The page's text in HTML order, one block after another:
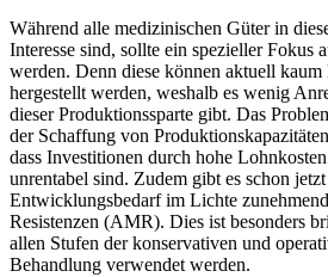
Während alle medizinischen Güter in
Interesse sind, sollte ein spezieller
werden. Denn diese können ak­tuell
her­gestellt werden, weshalb es wenig
dieser Produktionssparte gibt. Das
der Schaffung von
dass Investitionen durch hohe
unrentabel sind. Zudem gibt es schon
Entwicklungsbedarf im Lichte
Resistenzen (AMR). Dies ist besonders
allen Stufen der konservativen und
Behandlung verwendet werden.